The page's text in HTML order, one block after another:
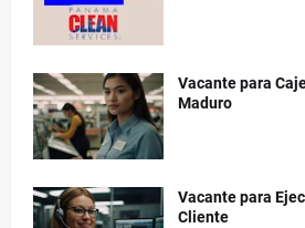
Vacante para
Maduro
Vacante para
Cliente